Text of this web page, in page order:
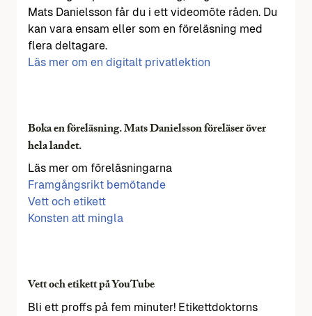
Mats Danielsson får du i ett videomöte råden. Du
kan vara ensam eller som en föreläsning med
flera deltagare.
Läs mer om en digitalt privatlektion
Boka en föreläsning. Mats Danielsson föreläser över
hela landet.
Läs mer om föreläsningarna
Framgångsrikt bemötande
Vett och etikett
Konsten att mingla
Vett och etikett på YouTube
Bli ett proffs på fem minuter! Etikettdoktorns